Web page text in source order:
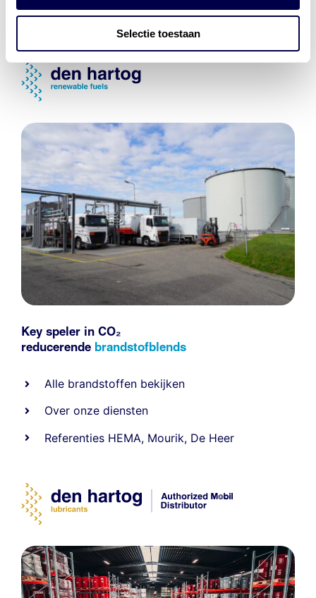
Selectie toestaan
LaadnetwerkenLaadpassen
Key speler in CO₂
reducerende brandstofblends
Alle brandstoffen bekijken
Over onze diensten
Referenties HEMA, Mourik, De Heer